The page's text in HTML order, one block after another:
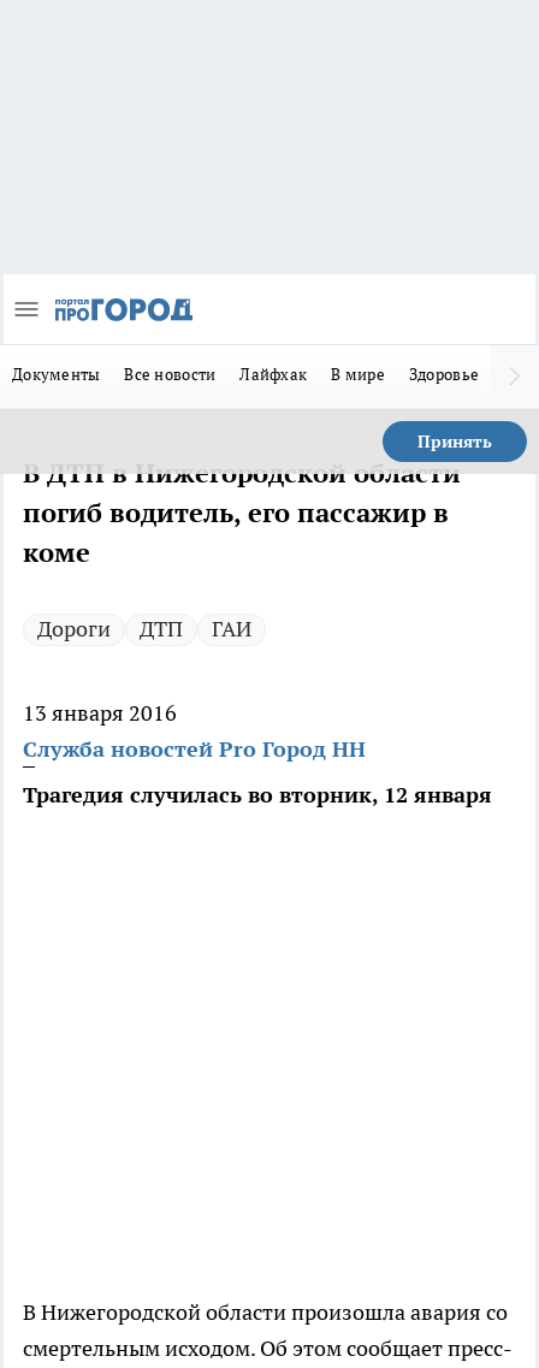
Документы Все новости Лайфхак В мире Здоровье
Принять
В ДТП в Нижегородской области
погиб водитель, его пассажир в
коме
Дороги ДТП ГАИ
13 января 2016
Служба новостей Pro Город НН
Трагедия случилась во вторник, 12 января
В Нижегородской области произошла авария со
смертельным исходом. Об этом сообщает пресс-